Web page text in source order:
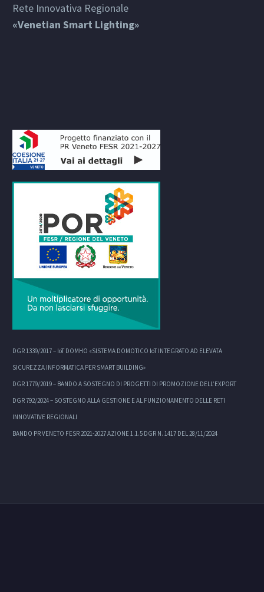
Rete Innovativa Regionale
«Venetian Smart Lighting»
DGR 1339/2017 – IoT DOMHO «SISTEMA DOMOTICO IoT INTEGRATO AD ELEVATA
SICUREZZA INFORMATICA PER SMART BUILDING»
DGR 1779/2019 – BANDO A SOSTEGNO DI PROGETTI DI PROMOZIONE DELL’EXPORT
DGR 792/2024 – SOSTEGNO ALLA GESTIONE E AL FUNZIONAMENTO DELLE RETI
INNOVATIVE REGIONALI
BANDO PR VENETO FESR 2021-2027 AZIONE 1.1.5 DGR N. 1417 DEL 28/11/2024